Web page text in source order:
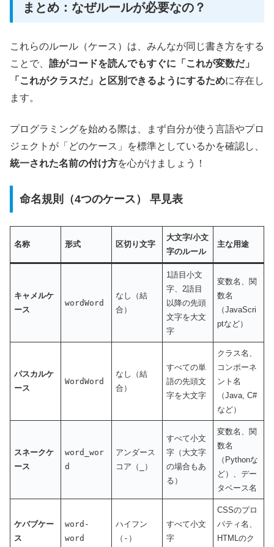
まとめ：なぜルールが必要なの？
これらのルール（ケース）は、みんなが同じ書き方をする
ことで、 誰がコードを読んでもすぐに「これが変数だ」
「これがクラスだ」と区別できるようにするために存在し
ます。
プログラミングを始める際は、まず自分が使う言語やプロ
ジェクトが「どのケース」を標準としているかを確認し、
統一された名前の付け方を心がけましょう！
命名規則（4つのケース） 早見表
名称 形式 区切り文字
大文字/小文
字のルール
主な用途
キャメルケ
ース
wordWord
なし（結
合）
1語目小文
字、2語目
以降の先頭
文字を大文
字
変数名、関
数名
（JavaScri
ptなど）
パスカルケ
ース
WordWord
なし（結
合）
すべての単
語の先頭文
字を大文字
クラス名、
コンポーネ
ント名
（Java, C#
など）
スネークケ
ース
word_wor
d
アンダース
コア（
）
すべて小文
字（大文字
の場合もあ
る）
変数名、関
数名
（Pythonな
ど）、デー
タベース名
ケバブケー
ス
word-
word
ハイフン
（ - ）
すべて小文
字
CSSのプロ
パティ名、
HTMLのク